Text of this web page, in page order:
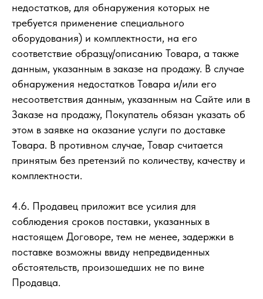
недостатков, для обнаружения которых не
требуется применение специального
оборудования) и комплектности, на его
соответствие образцу/описанию Товара, а также
данным, указанным в заказе на продажу. В случае
обнаружения недостатков Товара и/или его
несоответствия данным, указанным на Сайте или в
Заказе на продажу, Покупатель обязан указать об
этом в заявке на оказание услуги по доставке
Товара. В противном случае, Товар считается
принятым без претензий по количеству, качеству и
комплектности.
4.6. Продавец приложит все усилия для
соблюдения сроков поставки, указанных в
настоящем Договоре, тем не менее, задержки в
поставке возможны ввиду непредвиденных
обстоятельств, произошедших не по вине
Продавца.